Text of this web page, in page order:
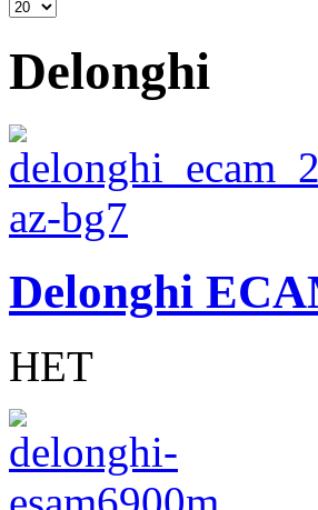
Delonghi
Delonghi
НЕТ